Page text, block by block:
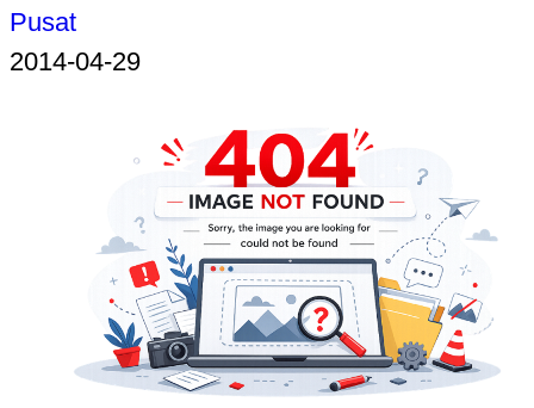
Pusat
2014-04-29